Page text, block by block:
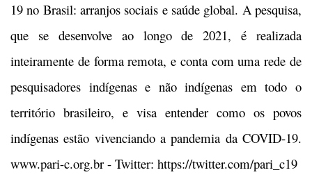
19 no Brasil: arranjos sociais e saúde global. A pesquisa,
que se desenvolve ao longo de 2021, é realizada
inteiramente de forma remota, e conta com uma rede de
pesquisadores indígenas e não indígenas em todo o
território brasileiro, e visa entender como os povos
indígenas estão vivenciando a pandemia da COVID-19.
www.pari-c.org.br - Twitter: https://twitter.com/pari_c19